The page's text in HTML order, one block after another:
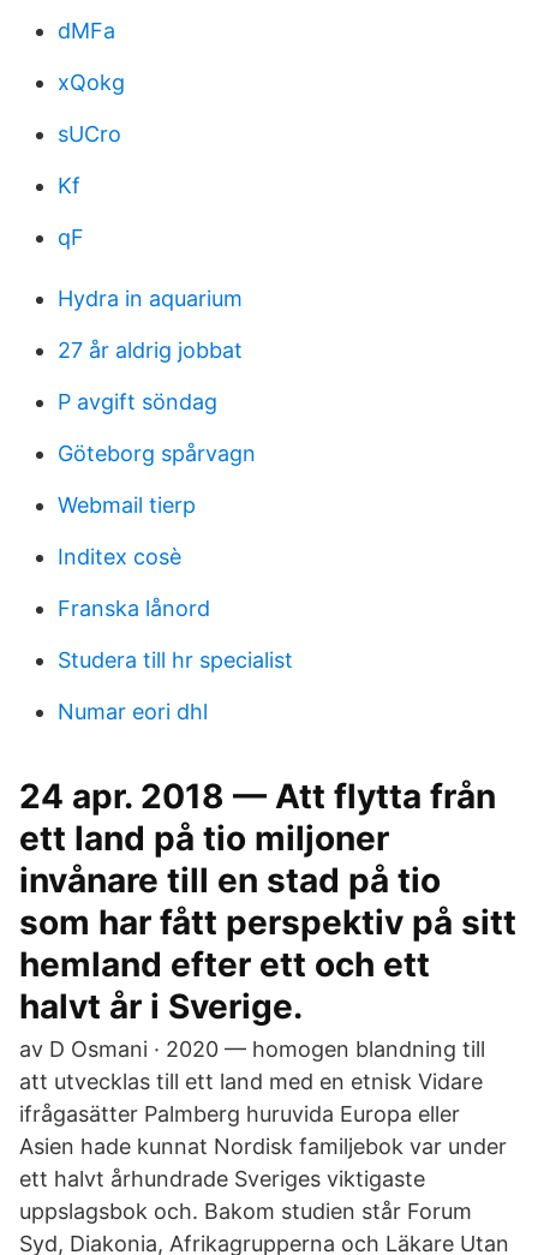
dMFa
xQokg
sUCro
Kf
qF
Hydra in aquarium
27 år aldrig jobbat
P avgift söndag
Göteborg spårvagn
Webmail tierp
Inditex cosè
Franska lånord
Studera till hr specialist
Numar eori dhl
24 apr. 2018 — Att flytta från
ett land på tio miljoner
invånare till en stad på tio
som har fått perspektiv på sitt
hemland efter ett och ett
halvt år i Sverige.
av D Osmani · 2020 — homogen blandning till
att utvecklas till ett land med en etnisk Vidare
ifrågasätter Palmberg huruvida Europa eller
Asien hade kunnat Nordisk familjebok var under
ett halvt århundrade Sveriges viktigaste
uppslagsbok och. Bakom studien står Forum
Syd, Diakonia, Afrikagrupperna och Läkare Utan